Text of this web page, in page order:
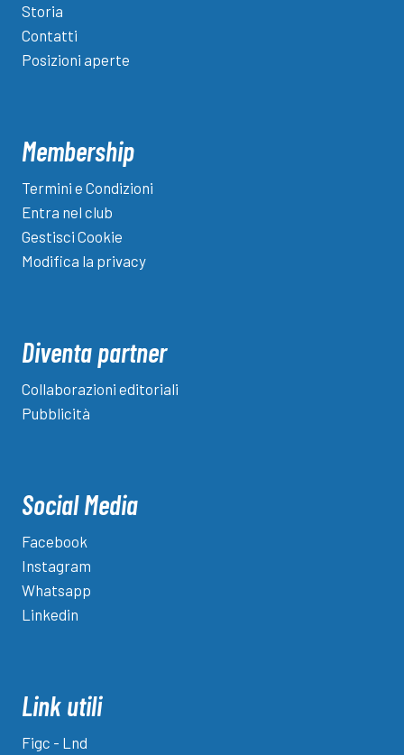
Storia
Contatti
Posizioni aperte
Membership
Termini e Condizioni
Entra nel club
Gestisci Cookie
Modifica la privacy
Diventa partner
Collaborazioni editoriali
Pubblicità
Social Media
Facebook
Instagram
Whatsapp
Linkedin
Link utili
Figc - Lnd